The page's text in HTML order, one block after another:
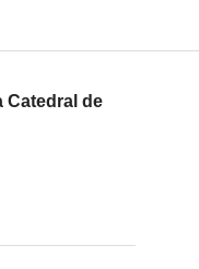
Catedral de